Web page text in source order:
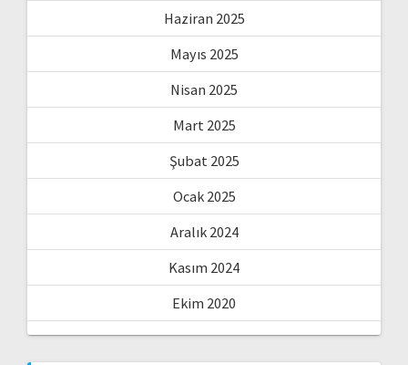
Haziran 2025
Mayıs 2025
Nisan 2025
Mart 2025
Şubat 2025
Ocak 2025
Aralık 2024
Kasım 2024
Ekim 2020